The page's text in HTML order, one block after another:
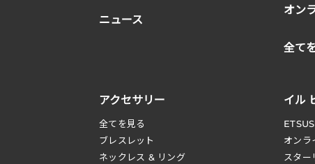
ニュース
オン
全て
アクセサリー
全てを見る
ブレスレット
ネックレス & リング
イル
オンラ
スター